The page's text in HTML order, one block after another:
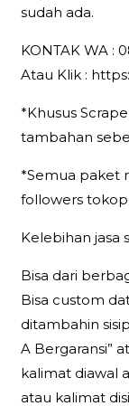
sudah ada.
KONTAK WA :
Atau Klik :
*Khusus
tambahan
*Semua paket
followers
Kelebihan jasa
Bisa dari
Bisa custom
ditambahin
A Bergaransi”
kalimat diawal
atau kalimat